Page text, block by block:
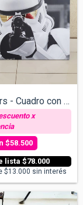
Stars wars - Cuadro con espejos - v/tama...
$78.000
$58.500
$13.000 sin interés